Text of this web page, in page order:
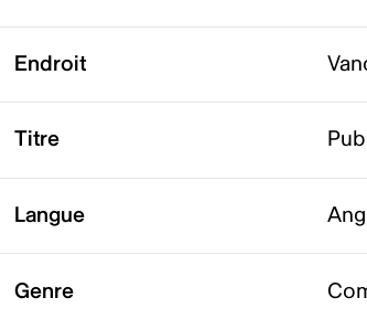
Endroit
Titre
Langue
Genre